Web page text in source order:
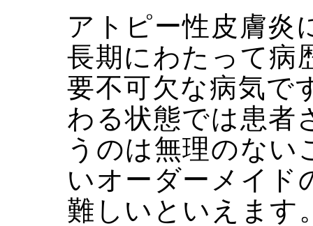
アトピー性皮膚炎
長期にわたって病
要不可欠な病気で
わる状態では患者
うのは無理のない
いオーダーメイド
難しいといえます